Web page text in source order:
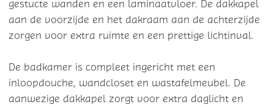
gestucte wanden en een laminaatvloer. De dakkapel
aan de voorzijde en het dakraam aan de achterzijde
zorgen voor extra ruimte en een prettige lichtinval.
De badkamer is compleet ingericht met een
inloopdouche, wandcloset en wastafelmeubel. De
aanwezige dakkapel zorgt voor extra daglicht en